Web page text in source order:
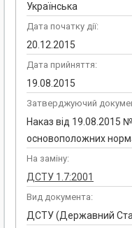
Українська
Дата початку дії:
20.12.2015
Дата прийняття:
19.08.2015
Затверджуючий
Наказ від 19.08.2015
основоположних
На заміну:
ДСТУ 1.7:2001
Вид документа:
ДСТУ (Державний